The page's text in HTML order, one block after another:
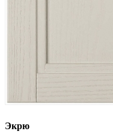
Экрю